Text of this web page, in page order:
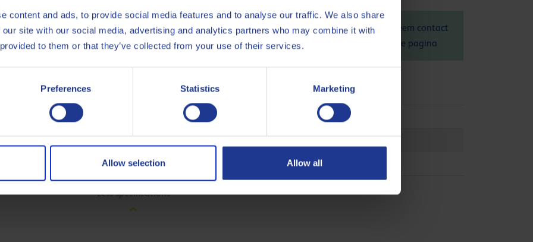
content and ads, to provide social media features and to analyse our traffic. We also share
site with our social media, advertising and analytics partners who may combine it with
to them or that they’ve collected from your use of their services.
Preferences Statistics Marketing
Allow selection Allow all
cradle-to-gate (Q8Oils blending plant Antwerpen), van Q8 van Gogh 68 is 1.21 kg CO2eq / kg. Neem contact
invloed op het milieu, de handafdruk, van dit product. Voor meer informatie raadpleeg deze pagina
British Standard
Less specifications